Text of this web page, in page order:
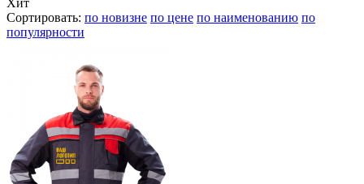
Хит
Сортировать: по новизне по цене по наименованию по
популярности